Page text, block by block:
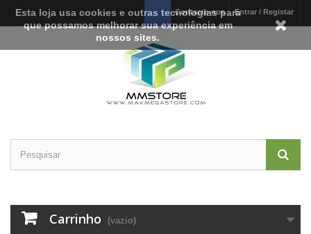
Entrar / Registar
Contacte-nos
Carrinho (vazio)
Esta loja usa cookies e outras tecnologias para
que possamos melhorar sua experiência em
nossos sites.